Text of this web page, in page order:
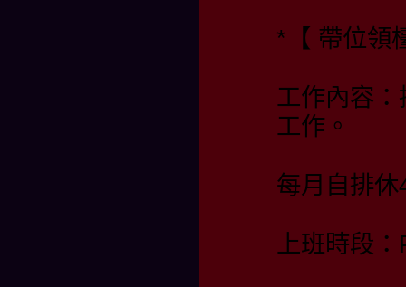
*【 帶位領
工作內容
工作。
每月自排休
上班時段